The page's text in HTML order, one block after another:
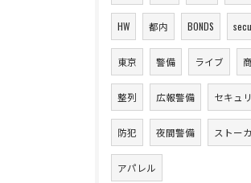
HW 都内 BONDS
東京 警備 ライブ
整列 広報警備 セキュ
防犯 夜間警備 ストー
アパレル